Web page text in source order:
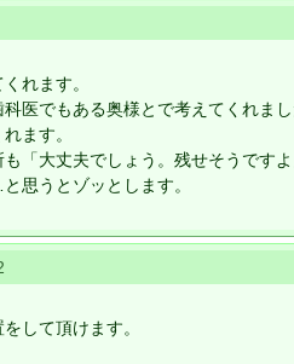
れます。
医でもある奥様とで考えてくれまし
ます。
「大丈夫でしょう。残せそうです
思うとゾッとします。
して頂けます。